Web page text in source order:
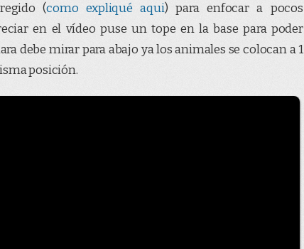
(como expliqué aqui) para enfocar a pocos
en el vídeo puse un tope en la base para poder
debe mirar para abajo ya los animales se colocan a 1
posición.